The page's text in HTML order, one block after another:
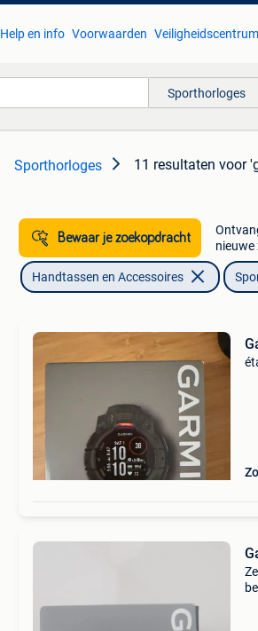
Help en info Voorwaarden Veiligheidscentrum
Sporthorloges
Sporthorloges 11 resultaten voor
Bewaar je zoekopdracht
nieuwe
Handtassen en Accessoires